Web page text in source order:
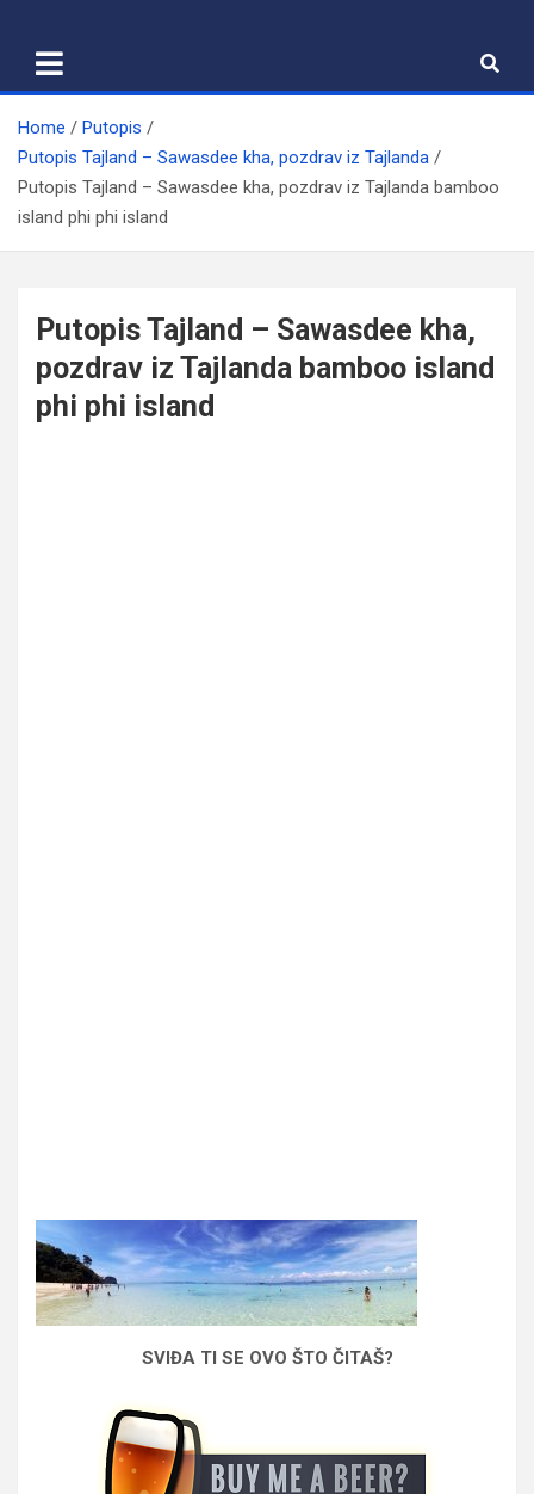
content
Home
Putopis
Putopis Tajland – Sawasdee kha, pozdrav iz Tajlanda
Putopis Tajland – Sawasdee kha, pozdrav iz Tajlanda bamboo
island phi phi island
Putopis Tajland – Sawasdee kha,
pozdrav iz Tajlanda bamboo island
phi phi island
SVIĐA TI SE OVO ŠTO ČITAŠ?